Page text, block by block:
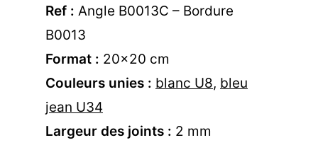
Ref : Angle B0013C – Bordure
B0013
Format : 20×20 cm
Couleurs unies : blanc U8, bleu
jean U34
Largeur des joints : 2 mm